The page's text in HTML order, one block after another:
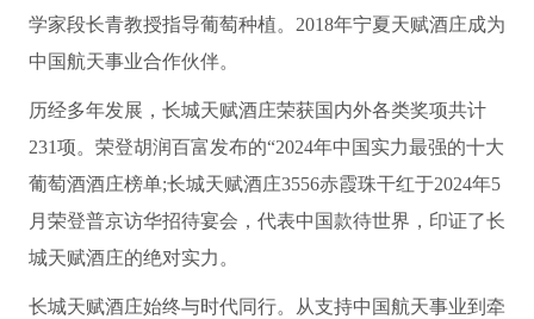
学家段长青教授指导葡萄种植。2018年宁夏天赋酒庄成为
中国航天事业合作伙伴。
历经多年发展，长城天赋酒庄荣获国内外各类奖项共计
231项。荣登胡润百富发布的“2024年中国实力最强的十大
葡萄酒酒庄榜单;长城天赋酒庄3556赤霞珠干红于2024年5
月荣登普京访华招待宴会，代表中国款待世界，印证了长
城天赋酒庄的绝对实力。
长城天赋酒庄始终与时代同行。从支持中国航天事业到牵